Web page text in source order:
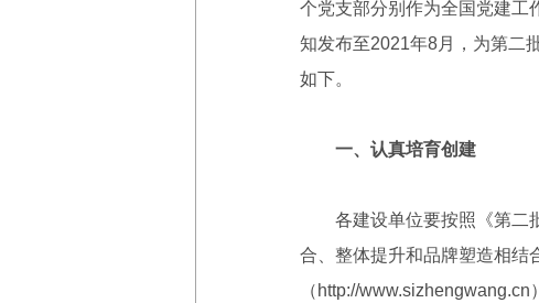
个党支部分别作为全国党建工
知发布至2021年8月，为第二
如下。
一、认真培育创建
各建设单位要按照《第二批
合、整体提升和品牌塑造相结
（http://